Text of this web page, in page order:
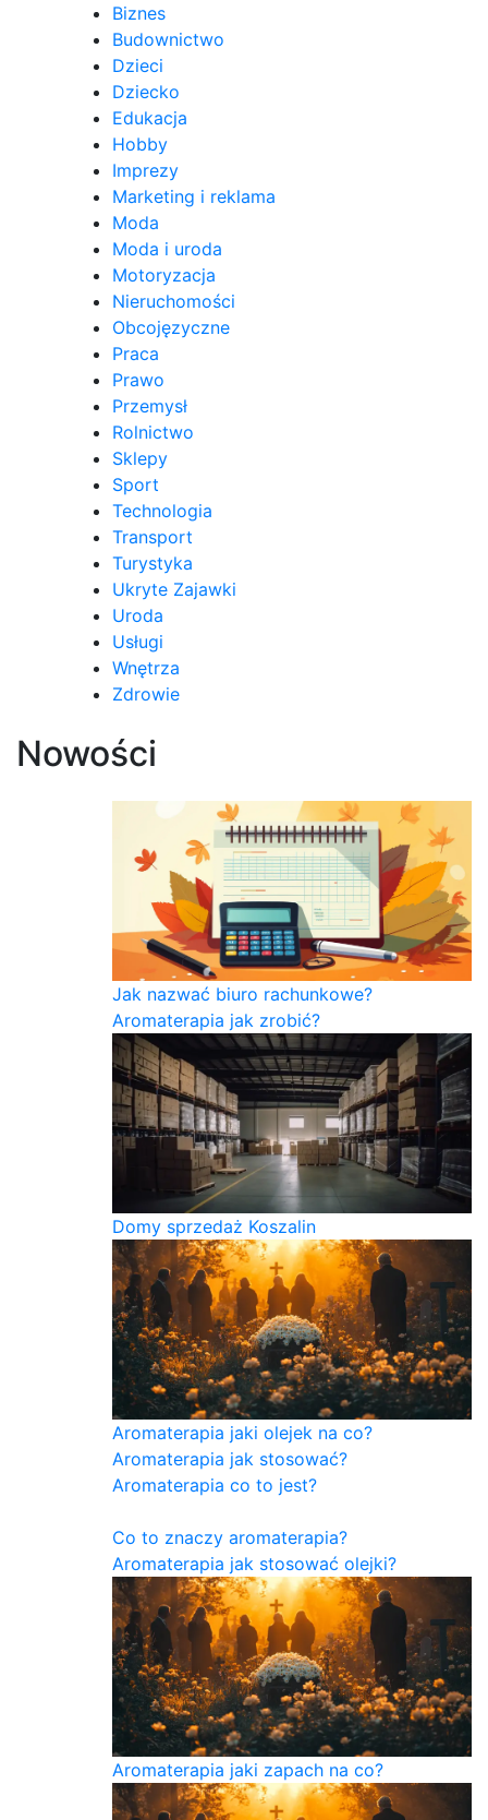
Biznes
Budownictwo
Dzieci
Dziecko
Edukacja
Hobby
Imprezy
Marketing i reklama
Moda
Moda i uroda
Motoryzacja
Nieruchomości
Obcojęzyczne
Praca
Prawo
Przemysł
Rolnictwo
Sklepy
Sport
Technologia
Transport
Turystyka
Ukryte Zajawki
Uroda
Usługi
Wnętrza
Zdrowie
Nowości
Jak nazwać biuro rachunkowe?
Aromaterapia jak zrobić?
Domy sprzedaż Koszalin
Aromaterapia jaki olejek na co?
Aromaterapia jak stosować?
Aromaterapia co to jest?
Co to znaczy aromaterapia?
Aromaterapia jak stosować olejki?
Aromaterapia jaki zapach na co?